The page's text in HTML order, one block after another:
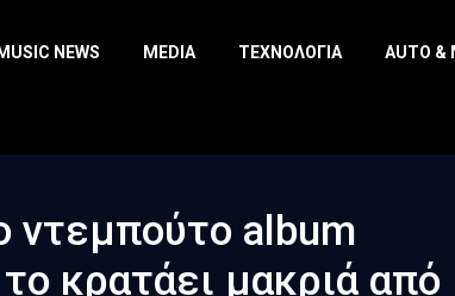
MUSIC NEWS MEDIA ΤΕΧΝΟΛΟΓΊΑ AUTO &
ντεμπούτο album
κρατάει μακριά από